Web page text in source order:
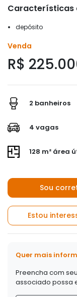
Características
depósito
Venda
R$
2 banheiros
4 vagas
128 m² área
Sou
Estou
Quer mais
Preencha com
associado possa